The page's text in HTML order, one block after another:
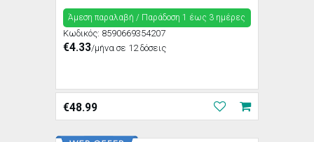
Άμεση παραλαβή / Παράδoση 1 έως 3 ημέρες
Κωδικός: 8590669354207
€4.33/μήνα σε 12 δόσεις
€48.99